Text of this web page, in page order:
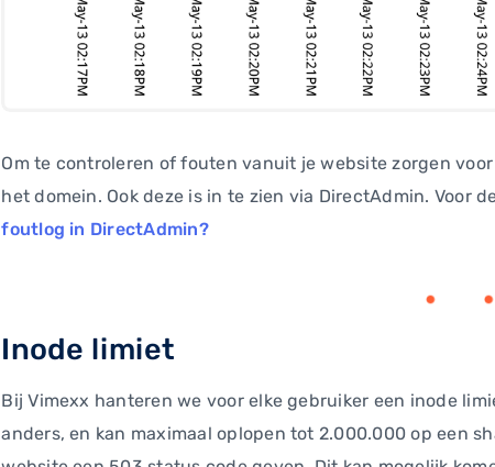
Om te controleren of fouten vanuit je website zorgen
het domein. Ook deze is in te zien via DirectAdmin.
foutlog in DirectAdmin?
Inode limiet
Bij Vimexx hanteren we voor elke gebruiker een inode
anders, en kan maximaal oplopen tot 2.000.000 op een